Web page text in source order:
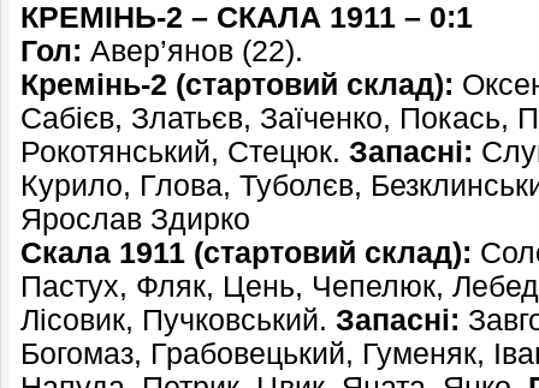
КРЕМІНЬ-2 – СКАЛА 1911 – 0:1
Гол: Авер’янов (22).
Кремінь-2 (стартовий склад):
Сабієв, Златьєв, Заїченко, Покась,
Рокотянський, Стецюк. Запасні:
Курило, Глова, Туболєв,
Ярослав Здирко
Скала 1911 (стартовий склад):
Пастух, Фляк, Цень, Чепелюк,
Лісовик, Пучковський. Запасні:
Богомаз, Грабовецький, Гуменяк,